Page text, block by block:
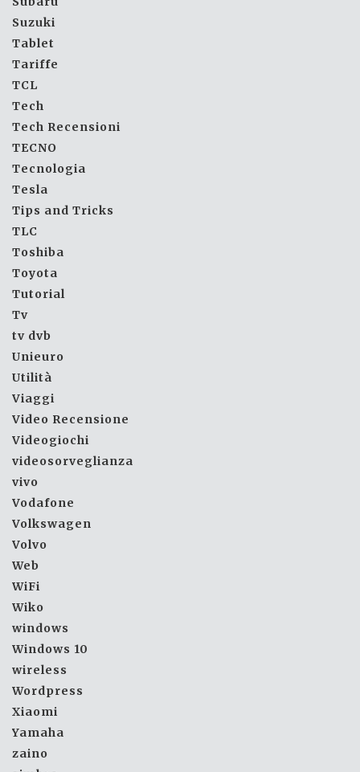
Suzuki
Tablet
Tariffe
TCL
Tech
Tech Recensioni
TECNO
Tecnologia
Tesla
Tips and Tricks
TLC
Toshiba
Toyota
Tutorial
Tv
tv dvb
Unieuro
Utilità
Viaggi
Video Recensione
Videogiochi
videosorveglianza
vivo
Vodafone
Volkswagen
Volvo
Web
WiFi
Wiko
windows
Windows 10
wireless
Wordpress
Xiaomi
Yamaha
zaino